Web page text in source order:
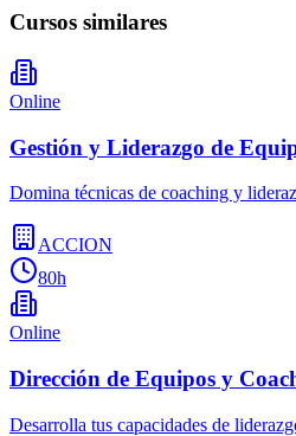
Cursos similares
Online
Gestión y Liderazgo de
Domina técnicas de coaching y
ACCION
80h
Online
Dirección de Equipos y
Desarrolla tus capacidades de